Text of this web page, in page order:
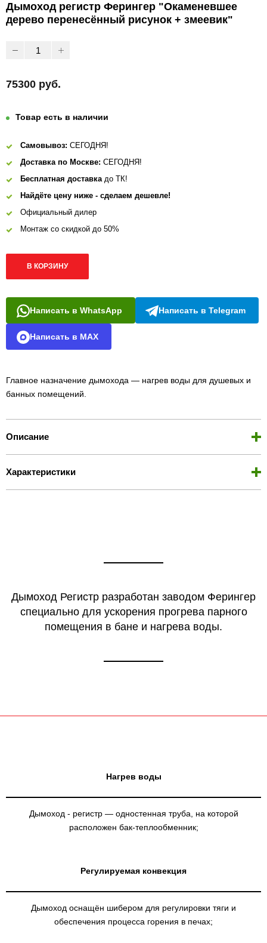
Дымоход регистр Ферингер "Окаменевшее
дерево перенесённый рисунок + змеевик"
75300 руб.
Товар есть в наличии
Самовывоз: СЕГОДНЯ!
Доставка по Москве: СЕГОДНЯ!
Бесплатная доставкадо ТК!
Найдёте цену ниже - сделаем дешевле!
Официальный дилер
Монтаж со скидкой до 50%
В КОРЗИНУ
Написать в WhatsApp Написать в Telegram
Написать в MAX
Главное назначение дымохода — нагрев воды для душевых и
банных помещений.
Описание
Характеристики
Дымоход Регистр разработан заводом Ферингер
специально для ускорения прогрева парного
помещения в бане и нагрева воды.
Нагрев воды
Дымоход - регистр — одностенная труба, на которой
расположен бак-теплообменник;
Регулируемая конвекция
Дымоход оснащён шибером для регулировки тяги и
обеспечения процесса горения в печах;